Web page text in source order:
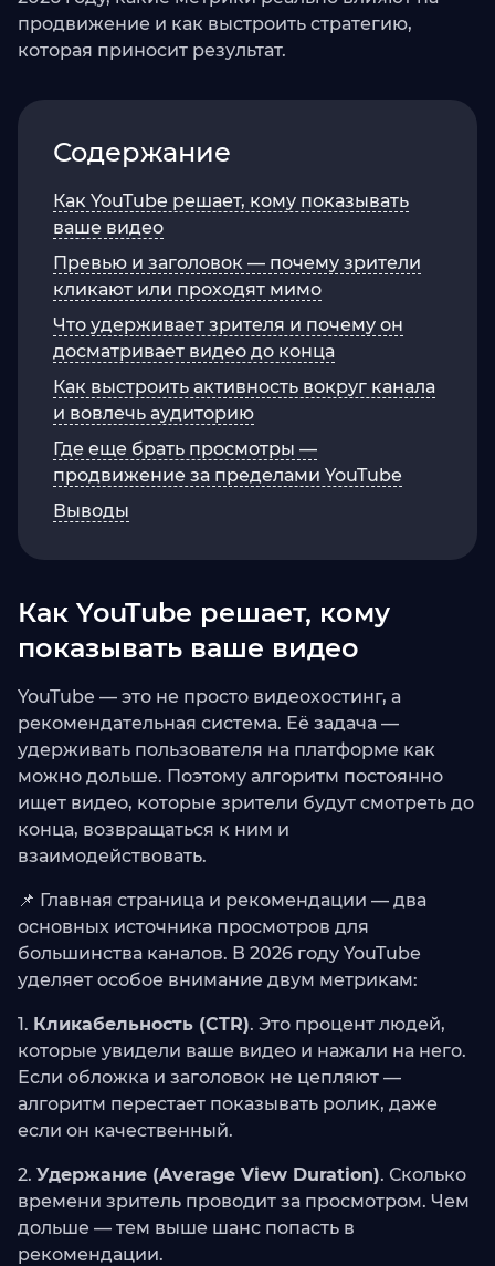
продвижение и как выстроить стратегию,
которая приносит результат.
Содержание
Как YouTube решает, кому показывать
ваше видео
Превью и заголовок — почему зрители
кликают или проходят мимо
Что удерживает зрителя и почему он
досматривает видео до конца
Как выстроить активность вокруг канала
и вовлечь аудиторию
Где еще брать просмотры —
продвижение за пределами YouTube
Выводы
Как YouTube решает, кому
показывать ваше видео
YouTube — это не просто видеохостинг, а
рекомендательная система. Её задача —
удерживать пользователя на платформе как
можно дольше. Поэтому алгоритм постоянно
ищет видео, которые зрители будут смотреть до
конца, возвращаться к ним и
взаимодействовать.
📌 Главная страница и рекомендации — два
основных источника просмотров для
большинства каналов. В 2026 году YouTube
уделяет особое внимание двум метрикам:
1. Кликабельность (CTR). Это процент людей,
которые увидели ваше видео и нажали на него.
Если обложка и заголовок не цепляют —
алгоритм перестает показывать ролик, даже
если он качественный.
2. Удержание (Average View Duration). Сколько
времени зритель проводит за просмотром. Чем
дольше — тем выше шанс попасть в
рекомендации.